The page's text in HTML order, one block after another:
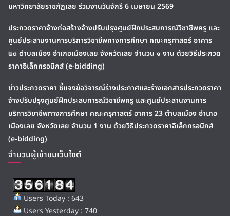
มหาวิทยาลัยราชภัฏเลย ร่วมงานวันจักรี 6 เมษายน 2569
ประกวดราคาจ้างก่อสร้างจ้างปรับปรุงศูนย์ฝึกประสบการณ์วิชาชีพครู และ
ศูนย์ประสานงานการบริการวิชาชีพทางการศึกษา คณะครุศาสตร์ อาคาร
๒๓ ตำบลเมือง อำเภอเมืองเลย จังหวัดเลย จำนวน ๑ งาน ด้วยวิธีประกวด
ราคาอิเล็กทรอนิกส์ (e-bidding)
ข่าวประกวดราคา ชี้แจงข้อวิจารณ์ร่างประกาศและร่างเอกสารประกวดราคา
จ้างปรับปรุงศูนย์ฝึกประสบการณ์วิชาชีพครู และศูนย์ประสานงานการ
บริการวิชาชีพทางการศึกษา คณะครุศาสตร์ อาคาร 23 ตำบลเมือง อำเภอ
เมืองเลย จังหวัดเลย จำนวน 1 งาน ด้วยวิธีประกวดราคาอิเล็กทรอนิกส์
(e-bidding)
จำนวนผู้เข้าชมเว็บไซต์
Users Today : 643
Users Yesterday : 740